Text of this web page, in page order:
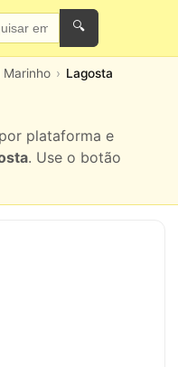
🔍
Marinho Lagosta
plataforma e
. Use o botão